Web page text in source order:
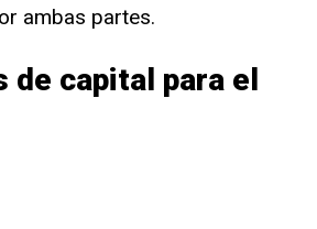
ambas partes.
de capital para el